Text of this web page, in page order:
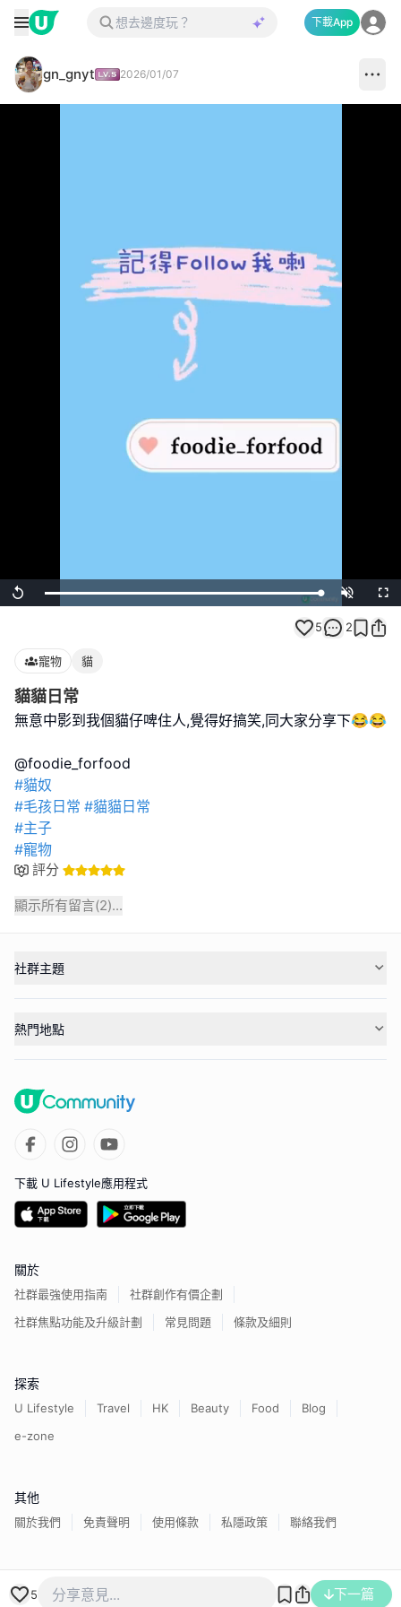
下載App
gn_gnyt 2026/01/07
Replay Loaded:
100.00%
Unmute
5 2
寵物 貓
貓貓日常
無意中影到我個貓仔啤住人,覺得好搞笑,同大家分享下😂😂
#貓奴
#毛孩日常 #貓貓日常
#主子
#寵物
評分
顯示所有留言(2)...
5 下一篇
社群主題
熱門地點
下載 U Lifestyle應用程式
關於
社群最強使用指南
社群創作有價企劃
社群焦點功能及升級計劃
常見問題 條款及細則
探索
U Lifestyle Travel HK Beauty Food
Blog
e-zone
其他
關於我們 免責聲明 使用條款 私隱政策 聯絡我們
香港經濟日報版權所有©